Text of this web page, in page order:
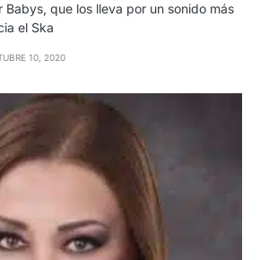
Babys, que los lleva por un sonido más
el Ska
10, 2020